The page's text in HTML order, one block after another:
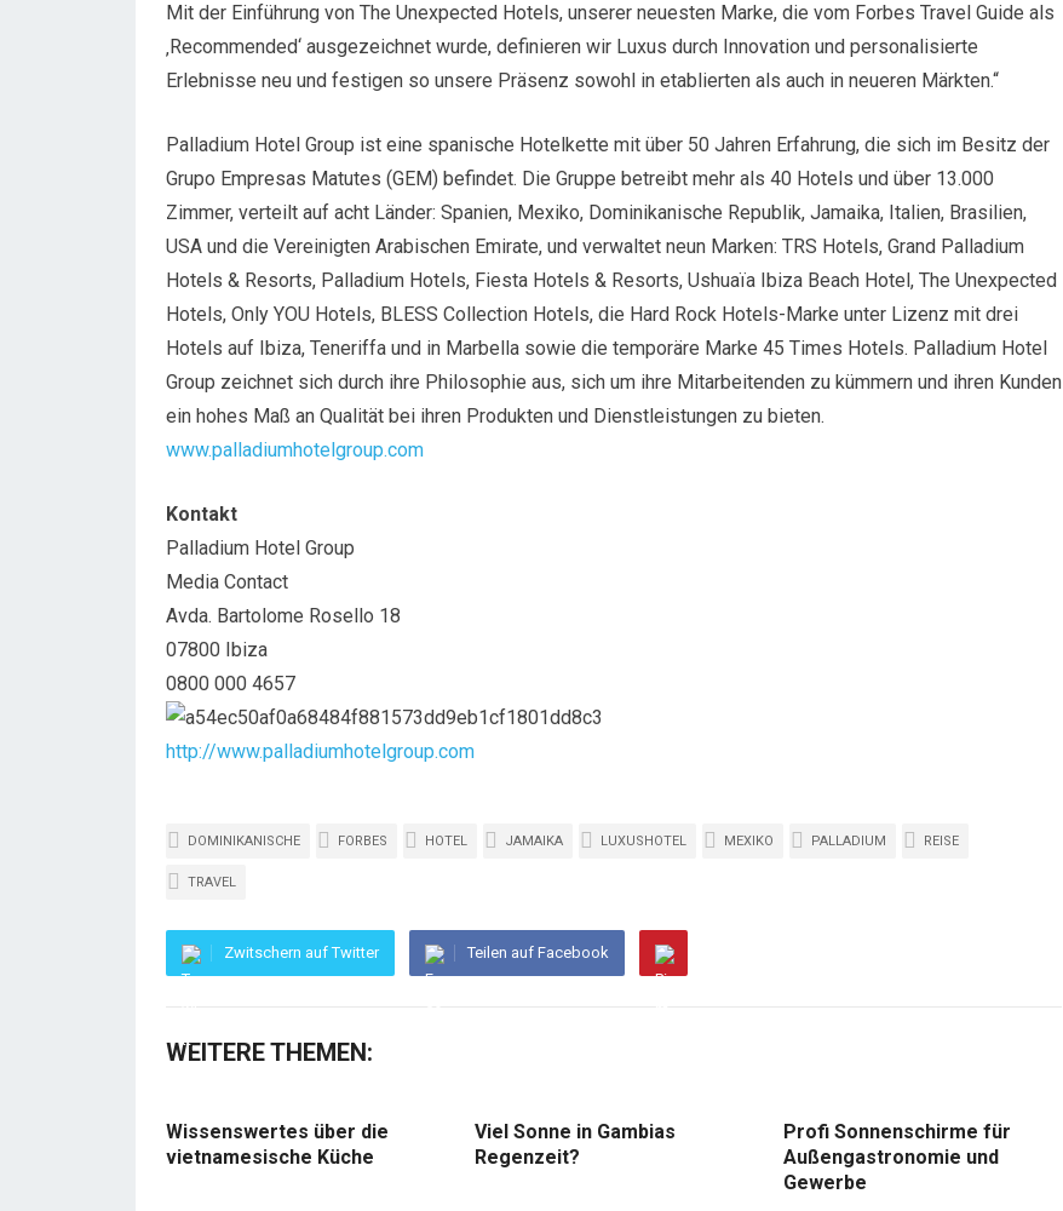
Mit der Einführung von The Unexpected Hotels, unserer neuesten Marke, die vom Forbes Travel Guide als
‚Recommended‘ ausgezeichnet wurde, definieren wir Luxus durch Innovation und personalisierte
Erlebnisse neu und festigen so unsere Präsenz sowohl in etablierten als auch in neueren Märkten.“
Palladium Hotel Group ist eine spanische Hotelkette mit über 50 Jahren Erfahrung, die sich im Besitz der
Grupo Empresas Matutes (GEM) befindet. Die Gruppe betreibt mehr als 40 Hotels und über 13.000
Zimmer, verteilt auf acht Länder: Spanien, Mexiko, Dominikanische Republik, Jamaika, Italien, Brasilien,
USA und die Vereinigten Arabischen Emirate, und verwaltet neun Marken: TRS Hotels, Grand Palladium
Hotels & Resorts, Palladium Hotels, Fiesta Hotels & Resorts, Ushuaïa Ibiza Beach Hotel, The Unexpected
Hotels, Only YOU Hotels, BLESS Collection Hotels, die Hard Rock Hotels-Marke unter Lizenz mit drei
Hotels auf Ibiza, Teneriffa und in Marbella sowie die temporäre Marke 45 Times Hotels. Palladium Hotel
Group zeichnet sich durch ihre Philosophie aus, sich um ihre Mitarbeitenden zu kümmern und ihren Kunden
ein hohes Maß an Qualität bei ihren Produkten und Dienstleistungen zu bieten.
www.palladiumhotelgroup.com
Kontakt
Palladium Hotel Group
Media Contact
Avda. Bartolome Rosello 18
07800 Ibiza
0800 000 4657
http://www.palladiumhotelgroup.com
DOMINIKANISCHE FORBES HOTEL JAMAIKA LUXUSHOTEL MEXIKO PALLADIUM REISE
TRAVEL
Zwitschern auf Twitter Teilen auf Facebook
WEITERE THEMEN:
Wissenswertes über die
vietnamesische Küche
Viel Sonne in Gambias
Regenzeit?
Profi Sonnenschirme für
Außengastronomie und
Gewerbe